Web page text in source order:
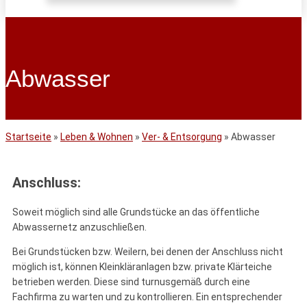
Abwasser
Startseite » Leben & Wohnen » Ver- & Entsorgung » Abwasser
Anschluss:
Soweit möglich sind alle Grundstücke an das öffentliche
Abwassernetz anzuschließen.
Bei Grundstücken bzw. Weilern, bei denen der Anschluss nicht
möglich ist, können Kleinkläranlagen bzw. private Klärteiche
betrieben werden. Diese sind turnusgemäß durch eine
Fachfirma zu warten und zu kontrollieren. Ein entsprechender